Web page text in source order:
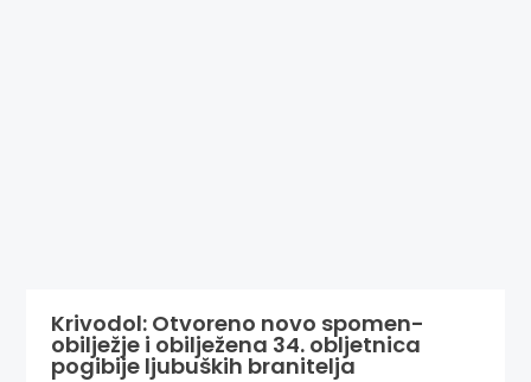
Krivodol: Otvoreno novo spomen-
obilježje i obilježena 34. obljetnica
pogibije ljubuških branitelja